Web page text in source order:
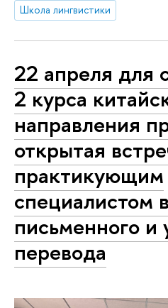
Школа лингвистики
22 апреля для
2 курса
направления
открытая
практикующим
специалистом
письменного и
перевода